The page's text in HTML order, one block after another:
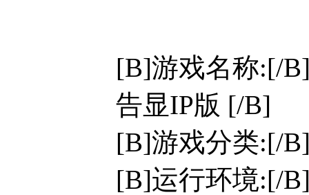
[B]游戏名称:[/
告显IP版 [/B]
[B]游戏分类:[/
[B]运行环境:[/